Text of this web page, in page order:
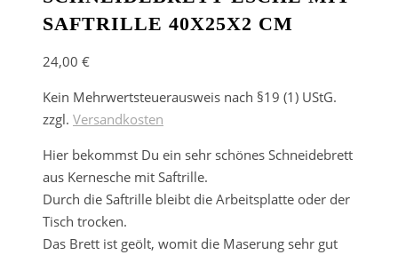
SAFTRILLE 40X25X2 CM
24,00 €
Kein Mehrwertsteuerausweis nach §19 (1) UStG.
zzgl. Versandkosten
Hier bekommst Du ein sehr schönes Schneidebrett
aus Kernesche mit Saftrille.
Durch die Saftrille bleibt die Arbeitsplatte oder der
Tisch trocken.
Das Brett ist geölt, womit die Maserung sehr gut